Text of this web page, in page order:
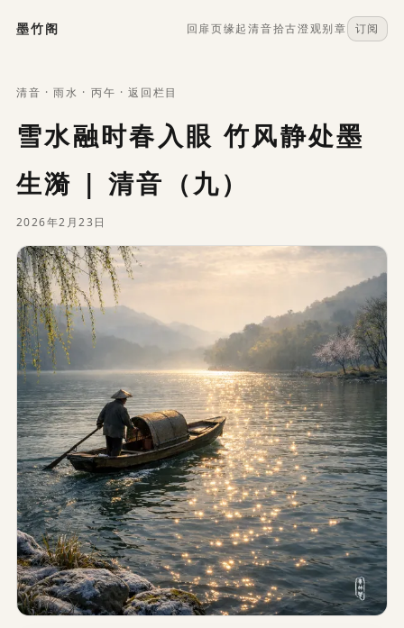
墨竹阁 回扉页缘起清音拾古澄观别章 订阅
清音 ·雨水 · 丙午 ·返回栏目
雪水融时春入眼 竹风静处墨
生漪 | 清音（九）
2026年2月23日